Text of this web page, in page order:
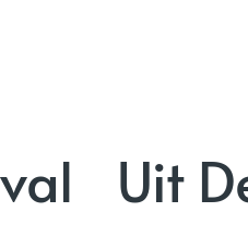
Uit